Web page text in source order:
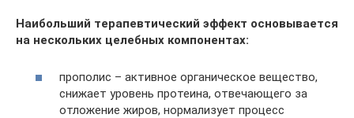
Наибольший терапевтический эффект основывается
на нескольких целебных компонентах:
прополис – активное органическое вещество,
снижает уровень протеина, отвечающего за
отложение жиров, нормализует процесс